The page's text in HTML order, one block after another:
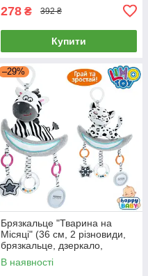
278 ₴ 392 ₴
Купити
–29%
Брязкальце "Тварина на
Місяці" (36 см, 2 різновиди,
брязкальце, дзеркало,
музика, піскавка, шелестит)
XA22B-C
В наявності